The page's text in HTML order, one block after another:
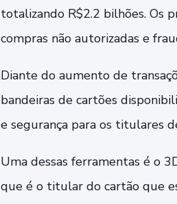
totalizando R$2.2 bilhões. Os
compras não autorizadas e
Diante do aumento de
bandeiras de cartões
e segurança para os titulares
Uma dessas ferramentas é o
que é o titular do cartão que